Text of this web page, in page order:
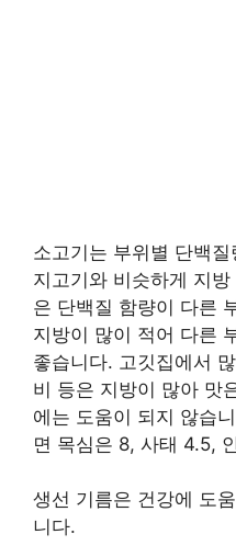
소고기는 부위별 단백
지고기와 비슷하게 지
은 단백질 함량이 다른
지방이 많이 적어 다른
좋습니다. 고깃집에서
비 등은 지방이 많아 맛
에는 도움이 되지 않습
면 목심은 8, 사태 4.5,
생선 기름은 건강에 도
니다.